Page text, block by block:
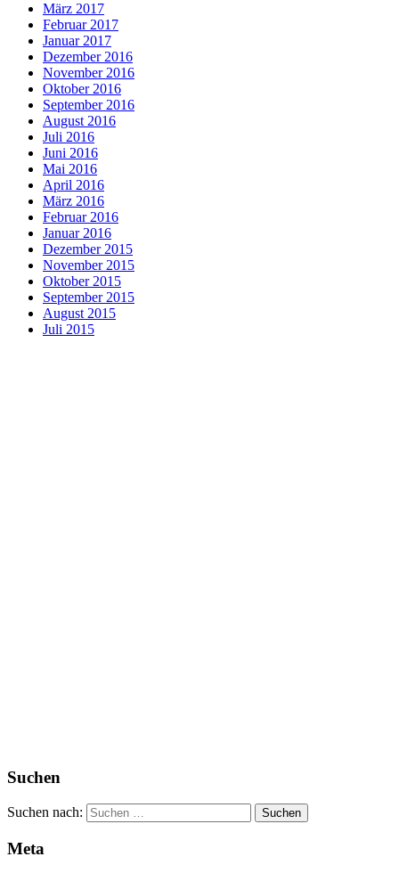
März 2017
Februar 2017
Januar 2017
Dezember 2016
November 2016
Oktober 2016
September 2016
August 2016
Juli 2016
Juni 2016
Mai 2016
April 2016
März 2016
Februar 2016
Januar 2016
Dezember 2015
November 2015
Oktober 2015
September 2015
August 2015
Juli 2015
Suchen
Suchen nach:
Meta